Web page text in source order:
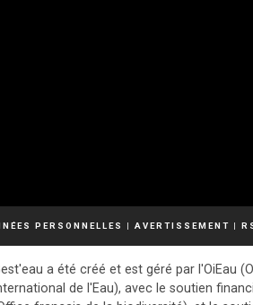
PERSONNELLES | AVERTISSEMENT |
a été créé et est géré par l'OiEau
de l'Eau), avec le soutien